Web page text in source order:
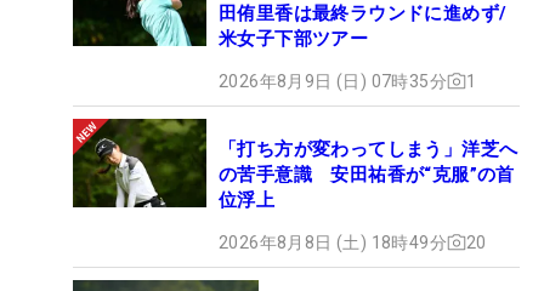
田侑里香は最終ラウンドに進めず/
米女子下部ツアー
2026年8月9日 (日) 07時35分 1
「打ち方が変わってしまう」洋芝へ
の苦手意識 安田祐香が“克服”の首
位浮上
2026年8月8日 (土) 18時49分 20